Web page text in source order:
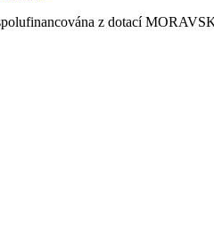
z dotací